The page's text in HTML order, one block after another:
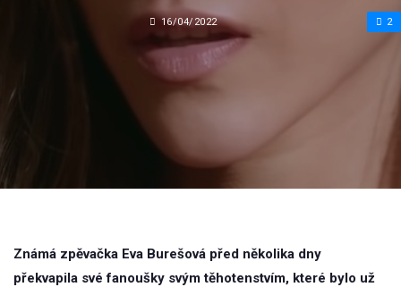
16/04/2022 2
Známá zpěvačka Eva Burešová před několika dny
překvapila své fanoušky svým těhotenstvím, které bylo už